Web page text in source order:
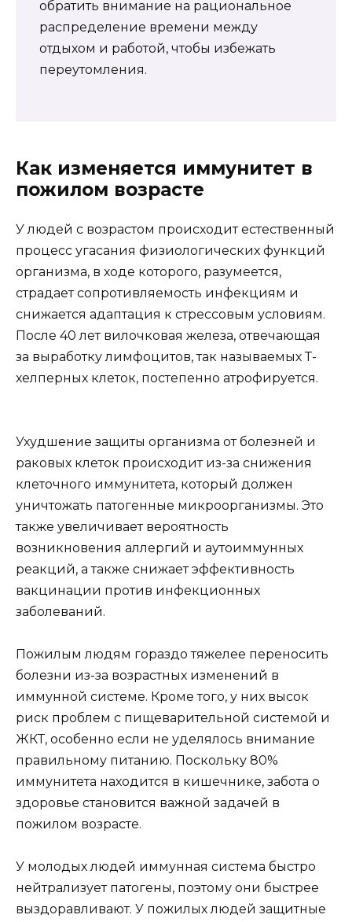
обратить внимание на рациональное
распределение времени между
отдыхом и работой, чтобы избежать
переутомления.
Как изменяется иммунитет в
пожилом возрасте
У людей с возрастом происходит естественный
процесс угасания физиологических функций
организма, в ходе которого, разумеется,
страдает сопротивляемость инфекциям и
снижается адаптация к стрессовым условиям.
После 40 лет вилочковая железа, отвечающая
за выработку лимфоцитов, так называемых Т-
хелперных клеток, постепенно атрофируется.
Ухудшение защиты организма от болезней и
раковых клеток происходит из-за снижения
клеточного иммунитета, который должен
уничтожать патогенные микроорганизмы. Это
также увеличивает вероятность
возникновения аллергий и аутоиммунных
реакций, а также снижает эффективность
вакцинации против инфекционных
заболеваний.
Пожилым людям гораздо тяжелее переносить
болезни из-за возрастных изменений в
иммунной системе. Кроме того, у них высок
риск проблем с пищеварительной системой и
ЖКТ, особенно если не уделялось внимание
правильному питанию. Поскольку 80%
иммунитета находится в кишечнике, забота о
здоровье становится важной задачей в
пожилом возрасте.
У молодых людей иммунная система быстро
нейтрализует патогены, поэтому они быстрее
выздоравливают. У пожилых людей защитные